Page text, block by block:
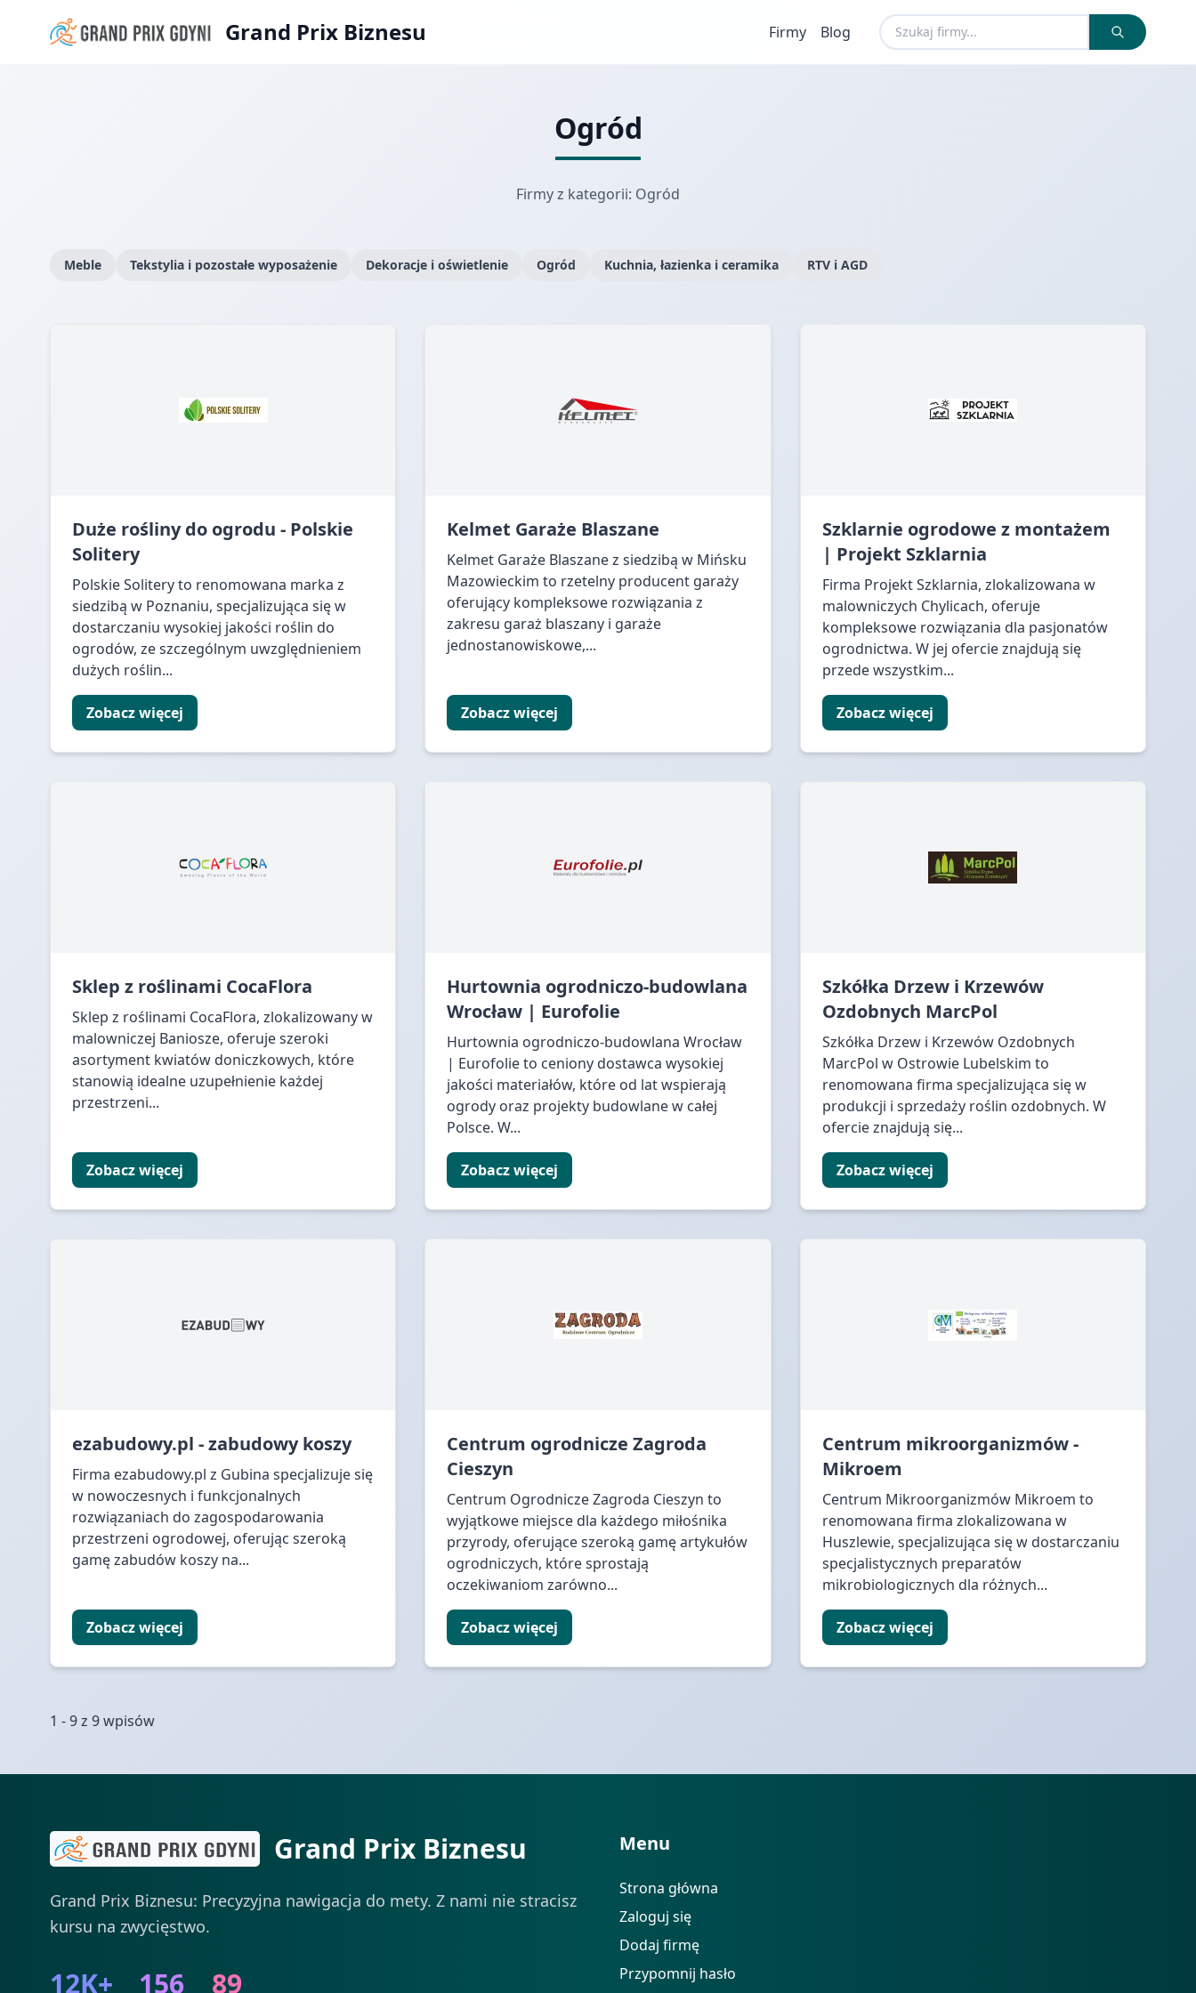
Grand Prix Biznesu Firmy Blog
Ogród
Firmy z kategorii: Ogród
Meble Tekstylia i pozostałe wyposażenie Dekoracje i oświetlenie Ogród Kuchnia, łazienka i ceramika RTV i AGD
Duże rośliny do ogrodu - Polskie
Solitery
Polskie Solitery to renomowana marka z
siedzibą w Poznaniu, specjalizująca się w
dostarczaniu wysokiej jakości roślin do
ogrodów, ze szczególnym uwzględnieniem
dużych roślin...
Zobacz więcej
Kelmet Garaże Blaszane
Kelmet Garaże Blaszane z siedzibą w Mińsku
Mazowieckim to rzetelny producent garaży
oferujący kompleksowe rozwiązania z
zakresu garaż blaszany i garaże
jednostanowiskowe,...
Zobacz więcej
Szklarnie ogrodowe z montażem
| Projekt Szklarnia
Firma Projekt Szklarnia, zlokalizowana w
malowniczych Chylicach, oferuje
kompleksowe rozwiązania dla pasjonatów
ogrodnictwa. W jej ofercie znajdują się
przede wszystkim...
Zobacz więcej
Sklep z roślinami CocaFlora
Sklep z roślinami CocaFlora, zlokalizowany w
malowniczej Baniosze, oferuje szeroki
asortyment kwiatów doniczkowych, które
stanowią idealne uzupełnienie każdej
przestrzeni...
Zobacz więcej
Hurtownia ogrodniczo-budowlana
Wrocław | Eurofolie
Hurtownia ogrodniczo-budowlana Wrocław
| Eurofolie to ceniony dostawca wysokiej
jakości materiałów, które od lat wspierają
ogrody oraz projekty budowlane w całej
Polsce. W...
Zobacz więcej
Szkółka Drzew i Krzewów
Ozdobnych MarcPol
Szkółka Drzew i Krzewów Ozdobnych
MarcPol w Ostrowie Lubelskim to
renomowana firma specjalizująca się w
produkcji i sprzedaży roślin ozdobnych. W
ofercie znajdują się...
Zobacz więcej
ezabudowy.pl - zabudowy koszy
Firma ezabudowy.pl z Gubina specjalizuje się
w nowoczesnych i funkcjonalnych
rozwiązaniach do zagospodarowania
przestrzeni ogrodowej, oferując szeroką
gamę zabudów koszy na...
Zobacz więcej
Centrum ogrodnicze Zagroda
Cieszyn
Centrum Ogrodnicze Zagroda Cieszyn to
wyjątkowe miejsce dla każdego miłośnika
przyrody, oferujące szeroką gamę artykułów
ogrodniczych, które sprostają
oczekiwaniom zarówno...
Zobacz więcej
Centrum mikroorganizmów -
Mikroem
Centrum Mikroorganizmów Mikroem to
renomowana firma zlokalizowana w
Huszlewie, specjalizująca się w dostarczaniu
specjalistycznych preparatów
mikrobiologicznych dla różnych...
Zobacz więcej
1 - 9 z 9 wpisów
Grand Prix Biznesu
Grand Prix Biznesu: Precyzyjna nawigacja do mety. Z nami nie stracisz
kursu na zwycięstwo.
12K+ 156 89
Menu
Strona główna
Zaloguj się
Dodaj firmę
Przypomnij hasło